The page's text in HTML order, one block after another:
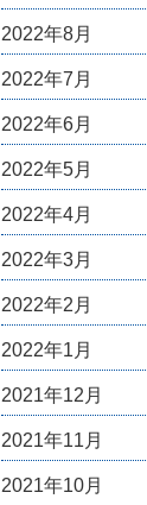
2022年8月
2022年7月
2022年6月
2022年5月
2022年4月
2022年3月
2022年2月
2022年1月
2021年12月
2021年11月
2021年10月